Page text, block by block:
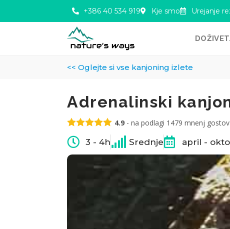
+386 40 534 919 Kje smo Urejanje
<< Oglejte si vse kanjoning izlete
Adrenalinski
4.9 - na podlagi 1479 mnenj gostov
3 - 4h Srednje april -